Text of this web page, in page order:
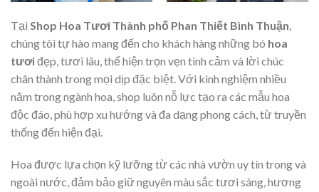
Tại Shop Hoa Tươi Thành phố Phan Thiết Bình Thuận
chúng tôi tự hào mang đến cho khách hàng những bó hoa
tươiđẹp, tươi lâu, thể hiện trọn vẹn tình cảm và lời chúc
chân thành trong mọi dịp đặc biệt. Với kinh nghiệm nhiều
năm trong ngành hoa, shop luôn nỗ lực tạo ra các mẫu hoa
độc đáo, phù hợp xu hướng và đa dạng phong cách, từ truyền
thống đến hiện đại.
Hoa được lựa chọn kỹ lưỡng từ các nhà vườn uy tín trong và
ngoài nước, đảm bảo giữ nguyên màu sắc tươi sáng, hương